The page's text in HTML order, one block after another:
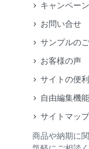
キャンペー
お問い合せ
サンプルの
お客様の声
サイトの便
自由編集機
サイトマップ
商品や納期に